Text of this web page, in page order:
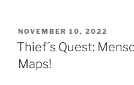
VERÖFFENTLICHT
AM
NOVEMBER 10, 2022
Thief´s Quest:
Maps!